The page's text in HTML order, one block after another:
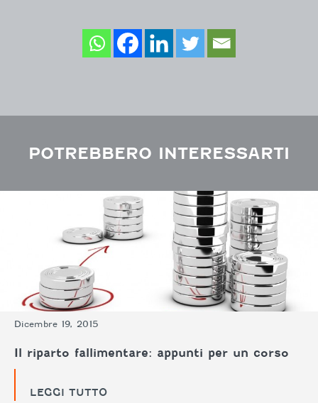
POTREBBERO INTERESSARTI
Dicembre 19, 2015
Il riparto fallimentare: appunti per un corso
LEGGI TUTTO